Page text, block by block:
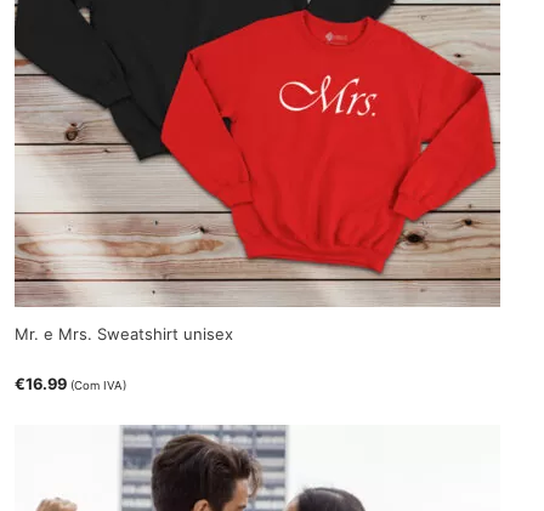
Mr. e Mrs. Sweatshirt unisex
€16.99 (Com IVA)